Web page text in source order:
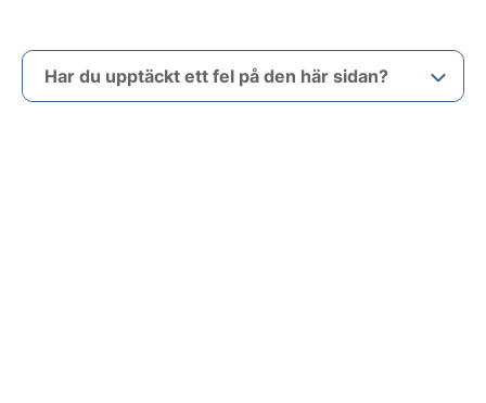
Har du upptäckt ett fel på den här sidan?